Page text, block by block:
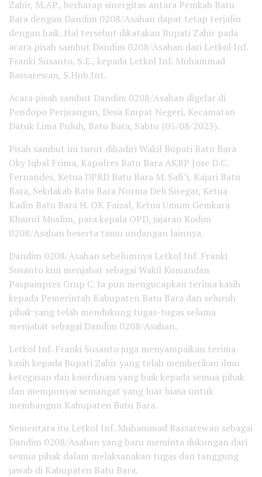
Zahir, M.AP., berharap sinergitas antara Pemkab Batu
Bara dengan Dandim 0208/Asahan dapat tetap terjalin
dengan baik. Hal tersebut dikatakan Bupati Zahir pada
acara pisah sambut Dandim 0208/Asahan dari Letkol Inf.
Franki Susanto, S.E., kepada Letkol Inf. Muhammad
Bassarewan, S.Hub.Int.
Acara pisah sambut Dandim 0208/Asahan digelar di
Pendopo Perjuangan, Desa Empat Negeri, Kecamatan
Datuk Lima Puluh, Batu Bara, Sabtu (05/08/2023).
Pisah sambut ini turut dihadiri Wakil Bupati Batu Bara
Oky Iqbal Frima, Kapolres Batu Bara AKBP Jose D.C.
Fernandes, Ketua DPRD Batu Bara M. Safi’i, Kajari Batu
Bara, Sekdakab Batu Bara Norma Deli Siregar, Ketua
Kadin Batu Bara H. OK Faizal, Ketua Umum Gemkara
Khairul Muslim, para kepala OPD, jajaran Kodim
0208/Asahan beserta tamu undangan lainnya.
Dandim 0208/Asahan sebelumnya Letkol Inf. Franki
Susanto kini menjabat sebagai Wakil Komandan
Paspampres Grup C. Ia pun mengucapkan terima kasih
kepada Pemerintah Kabupaten Batu Bara dan seluruh
pihak yang telah mendukung tugas-tugas selama
menjabat sebagai Dandim 0208/Asahan.
Letkol Inf. Franki Susanto juga menyampaikan terima
kasih kepada Bupati Zahir yang telah memberikan ilmu
ketegasan dan koordinasi yang baik kepada semua pihak
dan mempunyai semangat yang luar biasa untuk
membangun Kabupaten Batu Bara.
Sementara itu Letkol Inf. Muhammad Bassarewan sebagai
Dandim 0208/Asahan yang baru meminta dukungan dari
semua pihak dalam melaksanakan tugas dan tanggung
jawab di Kabupaten Batu Bara.